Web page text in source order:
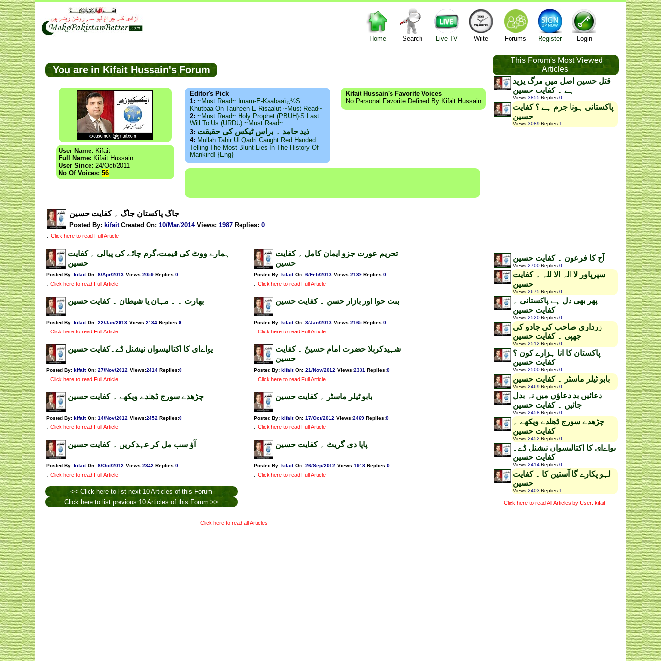
Home Search Live TV Write Forums Register Login
You are in Kifait Hussain's Forum
User Name: Kifait
Full Name: Kifait Hussain
User Since: 24/Oct/2011
No Of Voices: 56
Editor's Pick
1: ~Must Read~ Imam-E-Kaabaaï¿½s
Khutbaa On Tauheen-E-Risaalut ~Must Read~
2: ~Must Read~ Holy Prophet (PBUH)·s Last
Will To Us (URDU) ~Must Read~
3: ذید حامد ۔ براس ٹیکس کی حقیقت
4: Mullah Tahir Ul Qadri Caught Red Handed
Telling The Most Blunt Lies In The History Of
Mankind! {Eng}
Kifait Hussain's Favorite Voices
No Personal Favorite Defined By Kifait Hussain
جاگ پاکستان جاگ ۔ کفایت حسین
Posted By: kifait Created On: 10/Mar/2014 Views: 1987 Replies: 0
. Click here to read Full Article
ہمارے ووٹ کی قیمت،گرم چائے کی پیالی ۔ کفایت
حسین
Posted By: kifait On: 8/Apr/2013 Views:2059 Replies:0
. Click here to read Full Article
تحریم عورت جزو ایمان کامل ۔ کفایت
حسین
Posted By: kifait On: 6/Feb/2013 Views:2139 Replies:0
. Click here to read Full Article
بھارت ۔ ۔ مہان یا شیطان ۔ کفایت حسین
Posted By: kifait On: 22/Jan/2013 Views:2134 Replies:0
. Click here to read Full Article
بنت حوا اور بازار حسن ۔ کفایت حسین
Posted By: kifait On: 3/Jan/2013 Views:2165 Replies:0
. Click here to read Full Article
یواےای کا اکتالیسواں نیشنل ڈے۔کفایت حسین
Posted By: kifait On: 27/Nov/2012 Views:2414 Replies:0
. Click here to read Full Article
شہیدکربلا حضرت امام حسینٌ ۔ کفایت
حسین
Posted By: kifait On: 21/Nov/2012 Views:2331 Replies:0
. Click here to read Full Article
چڑھدے سورج ڈھلدے ویکھے ۔ کفایت حسین
Posted By: kifait On: 14/Nov/2012 Views:2452 Replies:0
. Click here to read Full Article
بابو ٹیلر ماسٹر ۔ کفایت حسین
Posted By: kifait On: 17/Oct/2012 Views:2469 Replies:0
. Click here to read Full Article
آؤ سب مل کر عہدکریں ۔ کفایت حسین
Posted By: kifait On: 8/Oct/2012 Views:2342 Replies:0
. Click here to read Full Article
پاپا دی گریٹ ۔ کفایت حسین
Posted By: kifait On: 26/Sep/2012 Views:1918 Replies:0
. Click here to read Full Article
<< Click here to list next 10 Articles of this Forum
Click here to list previous 10 Articles of this Forum >>
Click here to read all Articles
This Forum's Most Viewed
Articles
قتل حسین اصل میں مرگ یزید
ہے ۔ کفایت حسین
Views:3855 Replies:0
پاکستانی ہونا جرم ہے ؟ کفایت
حسین
Views:3089 Replies:1
آج کا فرعون ۔ کفایت حسین
Views:2700 Replies:0
سپرپاور لا الہ الا للہ ۔ کفایت
حسین
Views:2675 Replies:0
پھر بھی دل ہے پاکستانی ۔
کفایت حسین
Views:2520 Replies:0
زرداری صاحب کی جادو کی
جھپی ۔ کفایت حسین
Views:2512 Replies:0
پاکستان کا انا ہزارے کون ؟
کفایت حسین
Views:2500 Replies:0
بابو ٹیلر ماسٹر ۔ کفایت حسین
Views:2469 Replies:0
دعائیں بد دعاؤں میں نہ بدل
جائیں ۔ کفایت حسین
Views:2458 Replies:0
چڑھدے سورج ڈھلدے ویکھے ۔
کفایت حسین
Views:2452 Replies:0
یواےای کا اکتالیسواں نیشنل ڈے۔
کفایت حسین
Views:2414 Replies:0
لہو پکارے گا آستین کا ۔ کفایت
حسین
Views:2403 Replies:1
Click here to read All Articles by User: kifait